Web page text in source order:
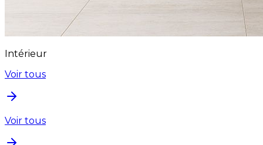
Intérieur
Voir tous
Voir tous